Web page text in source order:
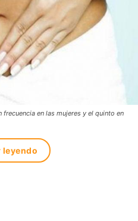
en las mujeres y el quinto en
leyendo